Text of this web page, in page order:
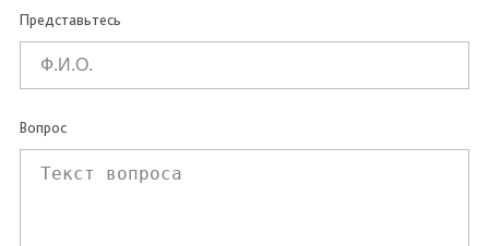
Представьтесь
Вопрос